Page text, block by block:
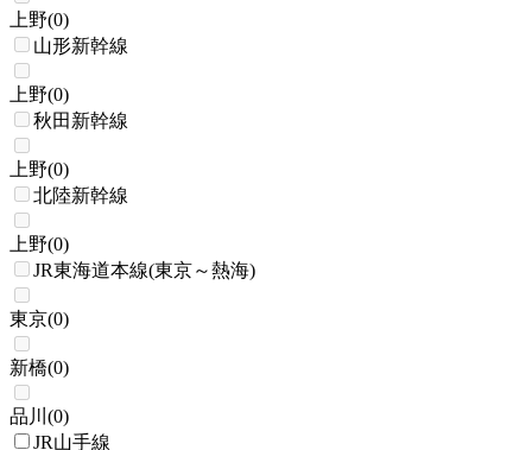
上野(0)
山形新幹線
上野(0)
秋田新幹線
上野(0)
北陸新幹線
上野(0)
JR東海道本線(東京～熱海)
東京(0)
新橋(0)
品川 (0)
JR山手線